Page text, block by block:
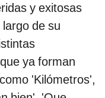
y exitosas
de su
ya forman
'Kilómetros',